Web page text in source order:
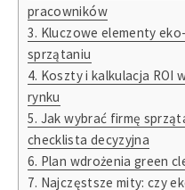
pracowników
Kluczowe elementy
sprzątaniu
Koszty i kalkulacja ROI
rynku
Jak wybrać firmę
checklista decyzyjna
Plan wdrożenia green
Najczęstsze mity: czy